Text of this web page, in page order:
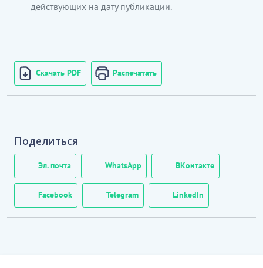
медициналық құралдармен,
жиһазбен көтерме саудада сату
действующих на дату публикации.
Скачать PDF Распечатать
Поделиться
Эл. почта WhatsApp ВКонтакте
Facebook Telegram LinkedIn